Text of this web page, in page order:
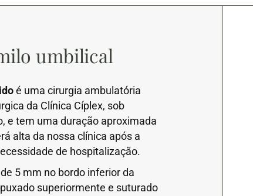
umbilical
é uma cirurgia ambulatória
da Clínica Cíplex, sob
e tem uma duração aproximada
alta da nossa clínica após a
de hospitalização.
5 mm no bordo inferior da
superiormente e suturado